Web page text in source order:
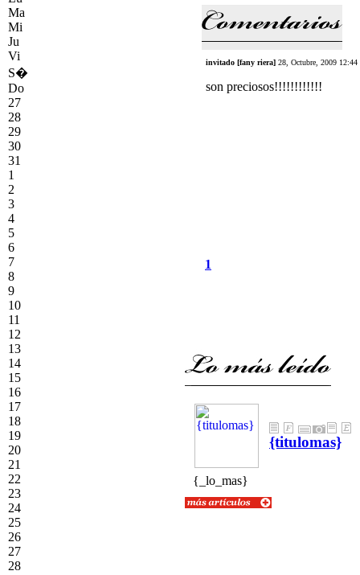
Ma
Mi
Ju
Vi
S�
Do
27
28
29
30
31
1
2
3
4
5
6
7
8
9
10
11
12
13
14
15
16
17
18
19
20
21
22
23
24
25
26
27
28
invitado [fany riera] 28, Octubre, 2009 12:44
son preciosos!!!!!!!!!!!!
1
{titulomas}
{_lo_mas}